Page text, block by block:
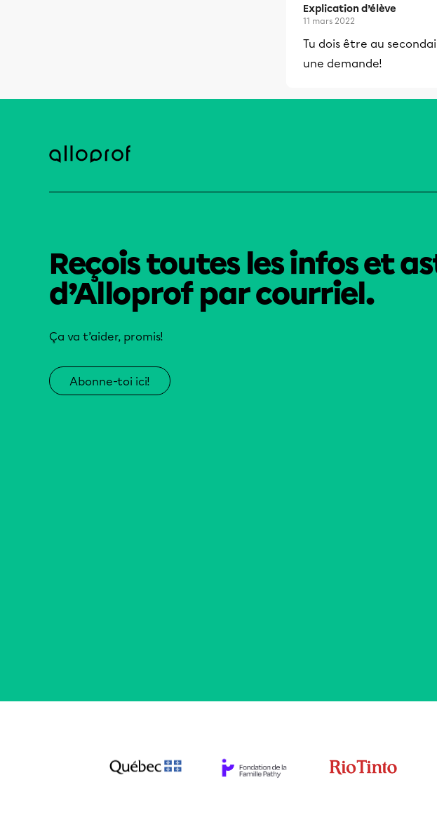
Explication d’élève
11 mars 2022
Tu dois être au
une demande!
Reçois toutes les infos et
d’Alloprof par courriel.
Ça va t’aider, promis!
Abonne-toi ici!